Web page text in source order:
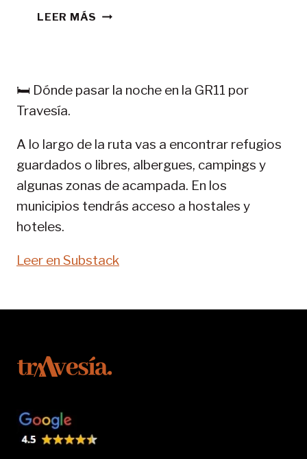
LEER MÁS CONSEJOS
11-
🛏️ Dónde pasar la noche en la GR11 por
Travesía.
A lo largo de la ruta vas a encontrar refugios
guardados o libres, albergues, campings y
algunas zonas de acampada. En los
municipios tendrás acceso a hostales y
hoteles.
Leer en Substack